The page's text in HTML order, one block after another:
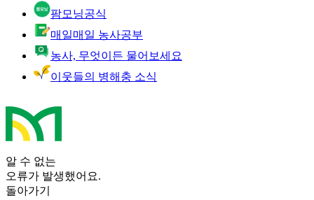
팜모닝공식
매일매일 농사공부
농사, 무엇이든 물어보세요
이웃들의 병해충 소식
알 수 없는
오류가 발생했어요.
돌아가기